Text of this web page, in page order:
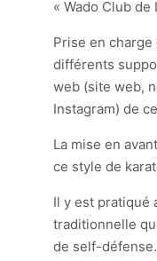
« Wado Club de
Prise en
différents
web (site web,
Instagram) de
La mise en
ce style de
Il y est pratiqué
traditionnelle
de self-défense.